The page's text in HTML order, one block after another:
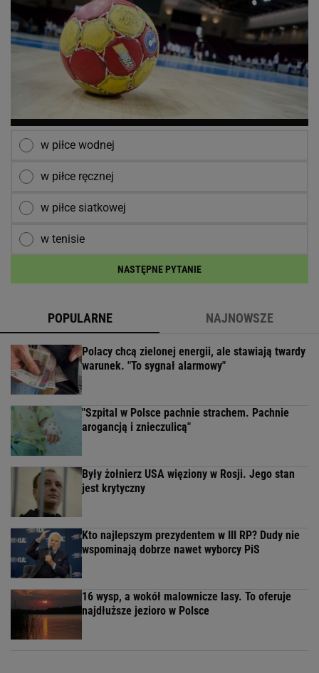
w piłce wodnej
w piłce ręcznej
w piłce siatkowej
w tenisie
NASTĘPNE PYTANIE
POPULARNE NAJNOWSZE
Polacy chcą zielonej energii, ale stawiają twardy
warunek. "To sygnał alarmowy"
"Szpital w Polsce pachnie strachem. Pachnie
arogancją i znieczulicą"
Były żołnierz USA więziony w Rosji. Jego stan
jest krytyczny
Kto najlepszym prezydentem w III RP? Dudy nie
wspominają dobrze nawet wyborcy PiS
16 wysp, a wokół malownicze lasy. To oferuje
najdłuższe jezioro w Polsce